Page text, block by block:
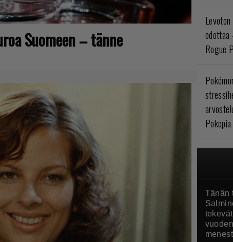
Suomeen – tänne
odottaa
Rogue
Pokopia
Tänän